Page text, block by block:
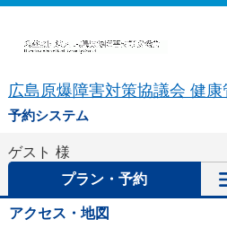
広島原爆障害対策協議会 健
予約システム
ゲスト 様
プラン・予約
アクセス・地図